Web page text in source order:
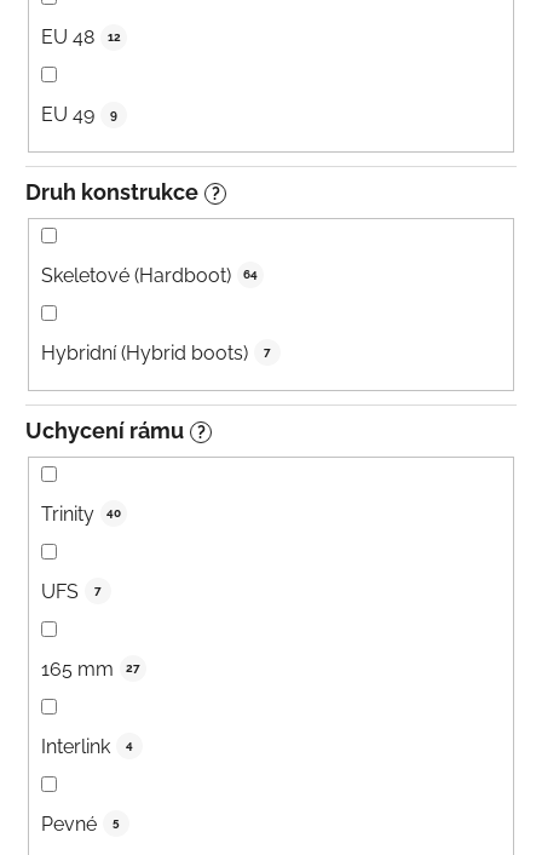
EU 48 12
EU 49 9
Druh konstrukce ?
Skeletové (Hardboot) 64
Hybridní (Hybrid boots) 7
Uchycení rámu ?
Trinity 40
UFS 7
165 mm 27
Interlink 4
Pevné 5